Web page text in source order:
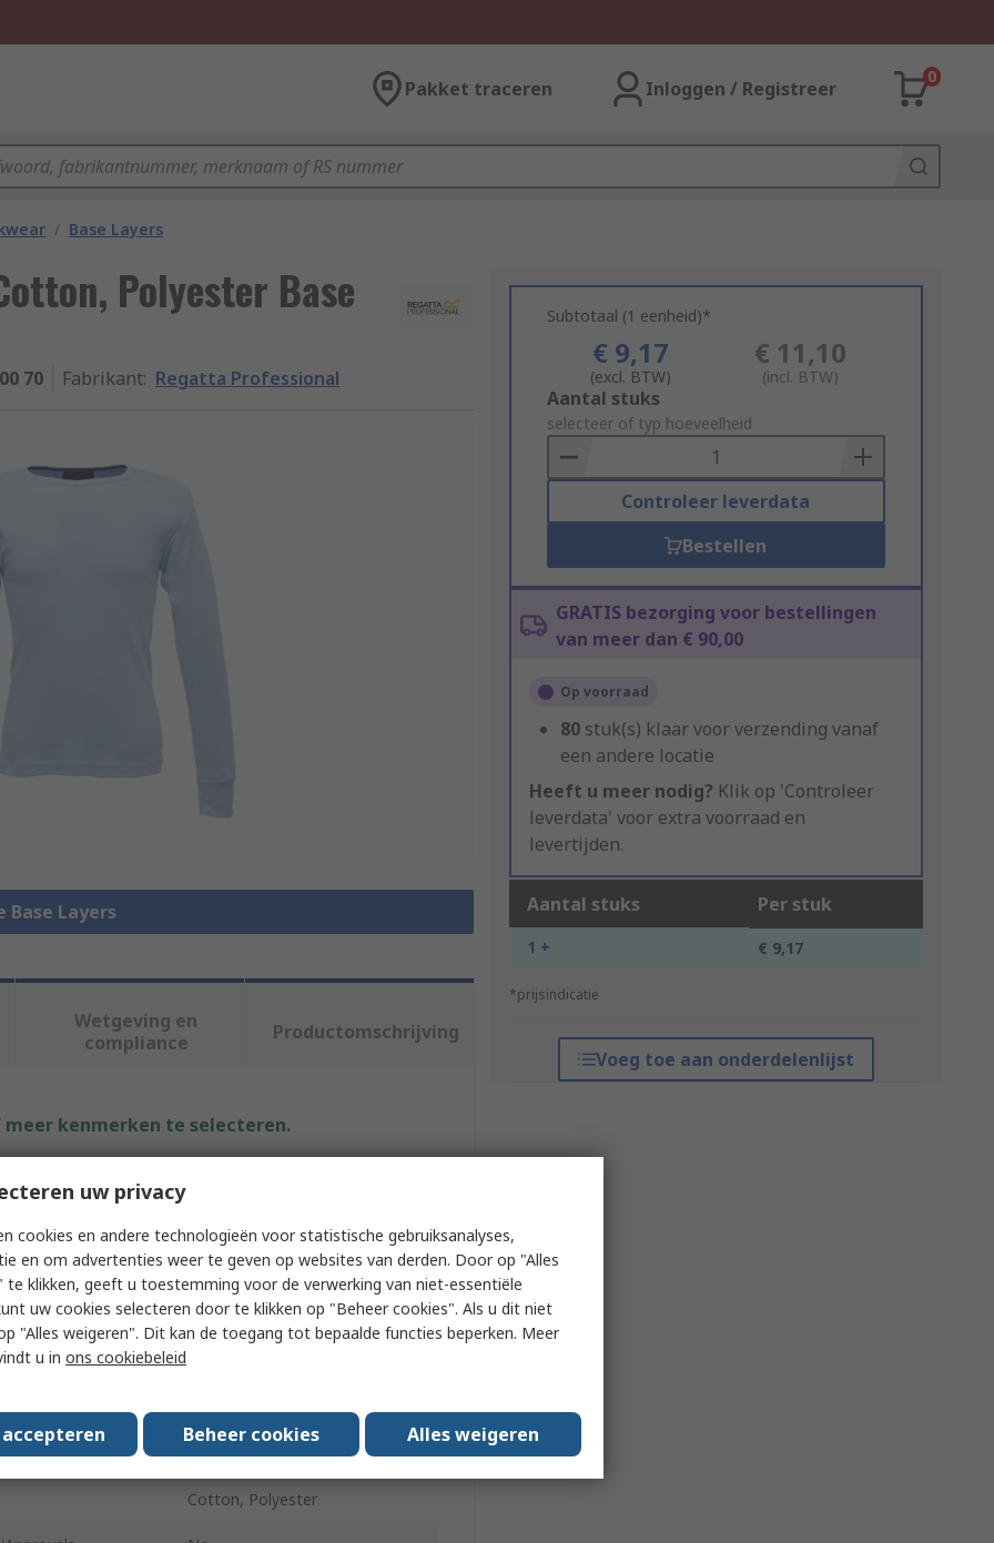
Pakket traceren Inloggen / Registreer
0
/ Base Layers
Polyester Base
70 Fabrikant: Regatta Professional
Base Layers
Subtotaal (1 eenheid)*
€ 9,17
(excl. BTW)
€ 11,10
(incl. BTW)
Add
to
Basket
Aantal stuks
selecteer of typ hoeveelheid
Controleer leverdata
Bestellen
GRATIS bezorging voor bestellingen
van meer dan € 90,00
Op voorraad
80 stuk(s) klaar voor verzending vanaf
een andere locatie
Heeft u meer nodig? Klik op 'Controleer
leverdata' voor extra voorraad en
levertijden.
Aantal stuks Per stuk
1 + € 9,17
*prijsindicatie
Voeg toe aan onderdelenlijst
Wetgeving en
compliance
Productomschrijving
kenmerken te selecteren.
Regatta Professional
L
Base Layer
Thermal Shirt
Long
Cotton, Polyester
uw privacy
cookies en andere technologieën voor statistische gebruiksanalyses,
en om advertenties weer te geven op websites van derden. Door op "Alles
te klikken, geeft u toestemming voor de verwerking van niet-essentiële
uw cookies selecteren door te klikken op "Beheer cookies". Als u dit niet
"Alles weigeren". Dit kan de toegang tot bepaalde functies beperken. Meer
u in ons cookiebeleid
Beheer cookies Alles weigeren